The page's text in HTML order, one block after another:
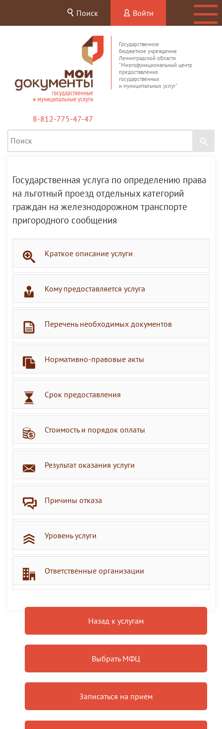
Поиск Войти
Государственное
бюджетное учреждение
Ленинградской области
"Многофункциональный центр
предоставления
государственных
и муниципальных услуг"
8-812-775-47-47
Государственная услуга по определению права
на льготный проезд отдельных категорий
граждан на железнодорожном транспорте
пригородного сообщения
Краткое описание услуги
Кому предоставляется услуга
Перечень необходимых документов
Нормативно-правовые акты
Срок предоставления
Стоимость и порядок оплаты
Результат оказания услуги
Причины отказа
Уровень услуги
Ответственные организации
Назад к услугам
Выбрать МФЦ
Записаться на прием